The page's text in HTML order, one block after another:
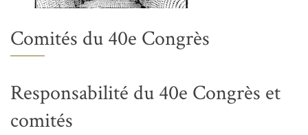
Comités du 40e Congrès
Responsabilité du 40e Congrès et
comités